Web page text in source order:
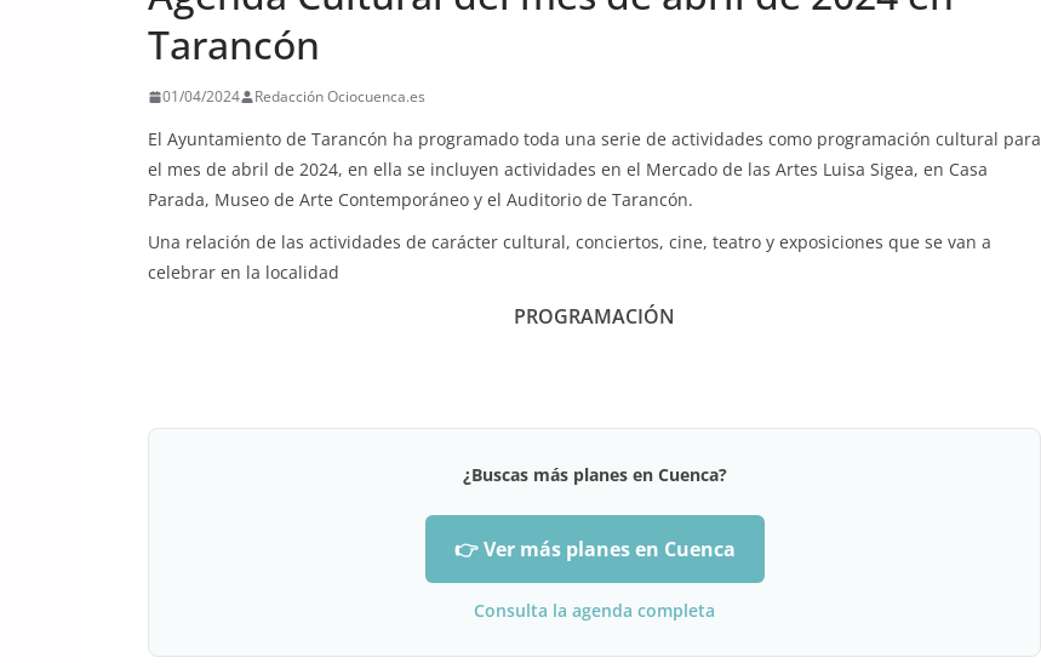
Tarancón
01/04/2024 Redacción Ociocuenca.es
El Ayuntamiento de Tarancón ha programado toda una serie de actividades como programación cultural para
el mes de abril de 2024, en ella se incluyen actividades en el Mercado de las Artes Luisa Sigea, en Casa
Parada, Museo de Arte Contemporáneo y el Auditorio de Tarancón.
Una relación de las actividades de carácter cultural, conciertos, cine, teatro y exposiciones que se van a
celebrar en la localidad
PROGRAMACIÓN
¿Buscas más planes en Cuenca?
👉 Ver más planes en Cuenca
Consulta la agenda completa